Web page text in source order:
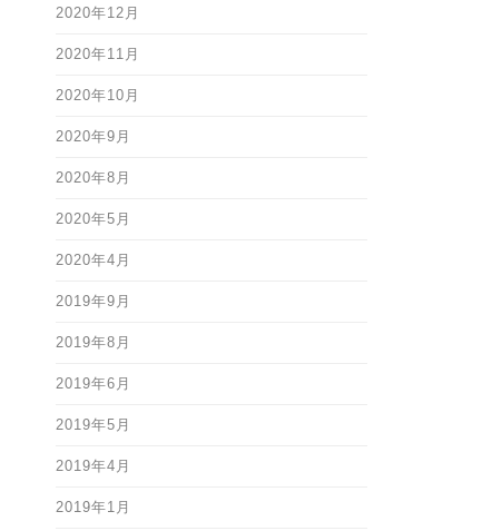
2020年12月
2020年11月
2020年10月
2020年9月
2020年8月
2020年5月
2020年4月
2019年9月
2019年8月
2019年6月
2019年5月
2019年4月
2019年1月